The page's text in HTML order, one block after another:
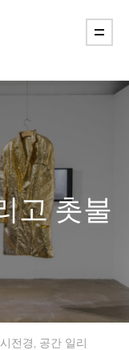
고 촛불
전경, 공간 일리